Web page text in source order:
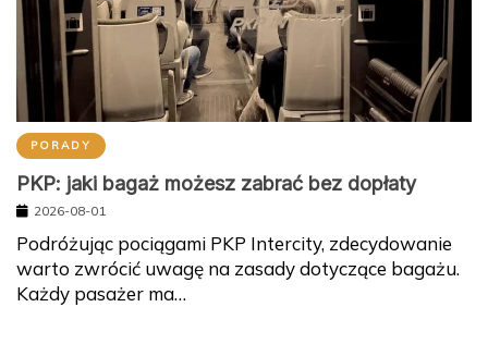
PORADY
PKP: jaki bagaż możesz zabrać bez dopłaty
2026-08-01
Podróżując pociągami PKP Intercity, zdecydowanie
warto zwrócić uwagę na zasady dotyczące bagażu.
Każdy pasażer ma…